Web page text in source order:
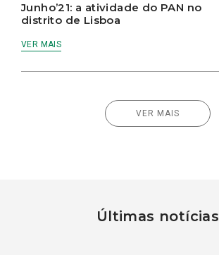
Junho’21: a atividade do PAN no
distrito de Lisboa
VER MAIS
VER MAIS
Últimas notícias